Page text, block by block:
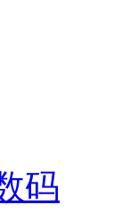
码